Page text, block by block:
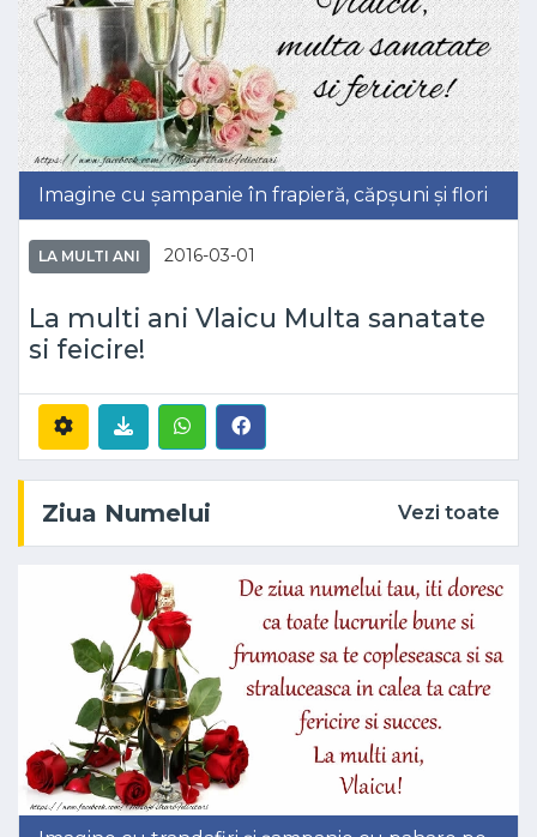
Imagine cu șampanie în frapieră, căpșuni și flori
LA MULTI ANI 2016-03-01
La multi ani Vlaicu Multa sanatate
si feicire!
Ziua Numelui Vezi toate